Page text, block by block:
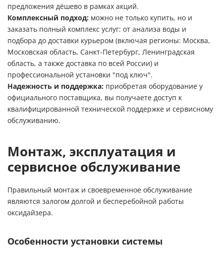
предложения дёшево в рамках акций.
Комплексный подход: можно не только купить, но и
заказать полный комплекс услуг: от анализа воды и
подбора до доставки курьером (включая регионы: Москва,
Московская область, Санкт-Петербург, Ленинградская
область, а также доставка по всей России) и
профессиональной установки "под ключ".
Надежность и поддержка: приобретая оборудование у
официального поставщика, вы получаете доступ к
квалифицированной технической поддержке и сервисному
обслуживанию.
Монтаж, эксплуатация и
сервисное обслуживание
Правильный монтаж и своевременное обслуживание
являются залогом долгой и бесперебойной работы
оксидайзера.
Особенности установки системы